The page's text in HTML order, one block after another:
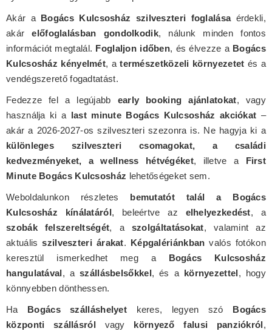
Akár a Bogács Kulcsosház szilveszteri foglalásaérdekli,
akárelőfoglalásban gondolkodik, nálunk minden fontos
információt megtalál. Foglaljon időben, és élvezze a Bogács
Kulcsosház kényelmét, atermészetközeli környezetet és a
vendégszerető fogadtatást.
Fedezze fel a legújabb early booking ajánlatokat, vagy
használja ki a last minute Bogács Kulcsosház akciókat –
akár a 2026-2027-os szilveszteri szezonra is. Ne hagyja ki a
különleges szilveszteri csomagokat, a családi
kedvezményeket, a wellness hétvégéket, illetve a First
Minute Bogács Kulcsosház lehetőségeket sem.
Weboldalunkon részletes bemutatót talál a Bogács
Kulcsosház kínálatáról, beleértve az elhelyezkedést, a
szobák felszereltségét, a szolgáltatásokat, valamint az
aktuálisszilveszteri árakat. Képgalériánkban valós fotókon
keresztül ismerkedhet meg a Bogács Kulcsosház
hangulatával, aszállásbelsőkkel, és a környezettel, hogy
könnyebben dönthessen.
Ha Bogács szálláshelyet keres, legyen szó Bogács
központi szállásról vagy környező falusi panziókról,